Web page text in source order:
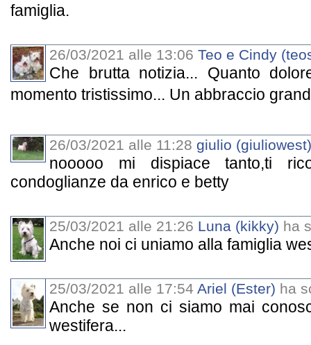
famiglia.
26/03/2021 alle 13:06 Teo e Cindy
Che brutta notizia... Quanto
momento tristissimo... Un abbraccio
26/03/2021 alle 11:28 giulio (giuliowest)
nooooo mi dispiace tanto,ti
condoglianze da enrico e betty
25/03/2021 alle 21:26 Luna (kikky) ha
Anche noi ci uniamo alla famiglia
25/03/2021 alle 17:54 Ariel (Ester) ha
Anche se non ci siamo mai
westifera...